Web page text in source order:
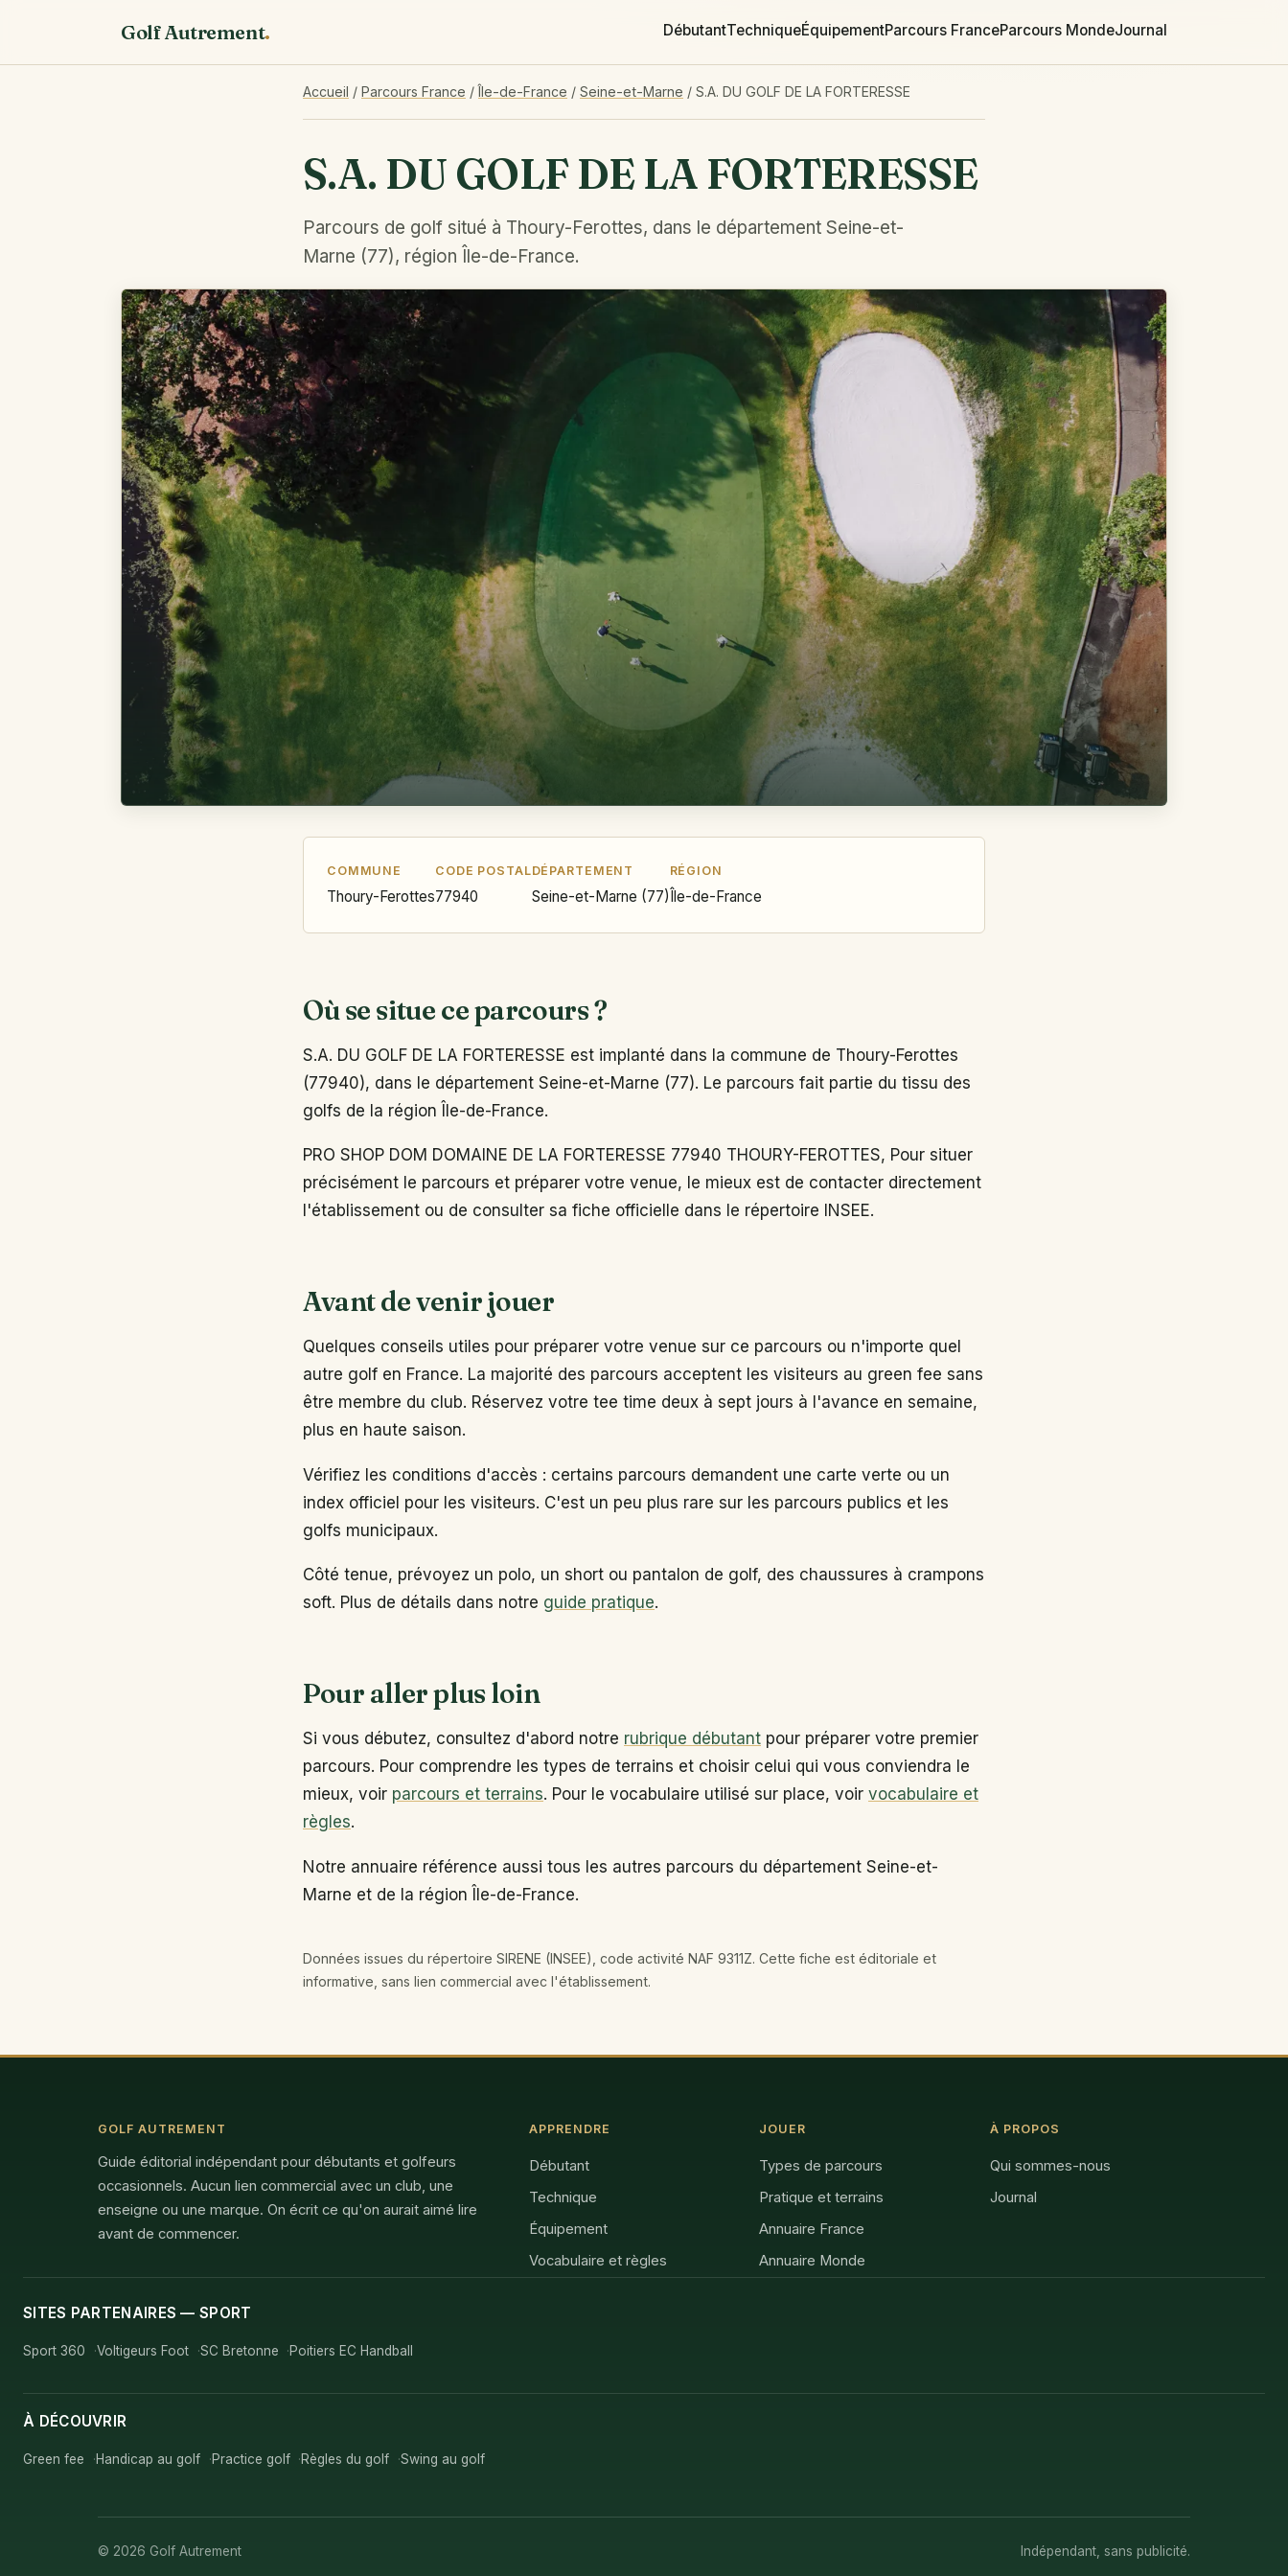
Golf Autrement. DébutantTechniqueÉquipementParcours FranceParcours MondeJournal
Accueil / Parcours France /Île-de-France / Seine-et-Marne / S.A. DU GOLF DE LA FORTERESSE
S.A. DU GOLF DE LA FORTERESSE
Parcours de golf situé à Thoury-Ferottes, dans le département Seine-et-
Marne (77), région Île-de-France.
COMMUNE
Thoury-Ferottes
CODE POSTAL
77940
DÉPARTEMENT
Seine-et-Marne (77)
RÉGION
Île-de-France
Où se situe ce parcours ?
S.A. DU GOLF DE LA FORTERESSE est implanté dans la commune de Thoury-Ferottes
(77940), dans le département Seine-et-Marne (77). Le parcours fait partie du tissu des
golfs de la région Île-de-France.
PRO SHOP DOM DOMAINE DE LA FORTERESSE 77940 THOURY-FEROTTES, Pour situer
précisément le parcours et préparer votre venue, le mieux est de contacter directement
l'établissement ou de consulter sa fiche officielle dans le répertoire INSEE.
Avant de venir jouer
Quelques conseils utiles pour préparer votre venue sur ce parcours ou n'importe quel
autre golf en France. La majorité des parcours acceptent les visiteurs au green fee sans
être membre du club. Réservez votre tee time deux à sept jours à l'avance en semaine,
plus en haute saison.
Vérifiez les conditions d'accès : certains parcours demandent une carte verte ou un
index officiel pour les visiteurs. C'est un peu plus rare sur les parcours publics et les
golfs municipaux.
Côté tenue, prévoyez un polo, un short ou pantalon de golf, des chaussures à crampons
soft. Plus de détails dans notre guide pratique.
Pour aller plus loin
Si vous débutez, consultez d'abord notre rubrique débutant pour préparer votre premier
parcours. Pour comprendre les types de terrains et choisir celui qui vous conviendra le
mieux, voir parcours et terrains. Pour le vocabulaire utilisé sur place, voir vocabulaire et
règles.
Notre annuaire référence aussi tous les autres parcours du département Seine-et-
Marne et de la région Île-de-France.
Données issues du répertoire SIRENE (INSEE), code activité NAF 9311Z. Cette fiche est éditoriale et
informative, sans lien commercial avec l'établissement.
GOLF AUTREMENT
Guide éditorial indépendant pour débutants et golfeurs
occasionnels. Aucun lien commercial avec un club, une
enseigne ou une marque. On écrit ce qu'on aurait aimé lire
avant de commencer.
APPRENDRE
Débutant
Technique
Équipement
Vocabulaire et règles
JOUER
Types de parcours
Pratique et terrains
Annuaire France
Annuaire Monde
À PROPOS
Qui sommes-nous
Journal
SITES PARTENAIRES — SPORT
Sport 360 Voltigeurs Foot SC Bretonne Poitiers EC Handball
À DÉCOUVRIR
Green fee Handicap au golf Practice golf Règles du golf Swing au golf
© 2026 Golf Autrement Indépendant, sans publicité.